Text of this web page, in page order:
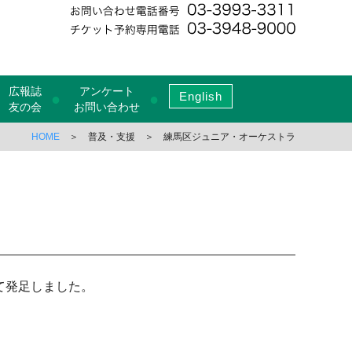
広報誌
友の会
●
アンケート
お問い合わせ
● English
HOME ＞ 普及・支援 ＞ 練馬区ジュニア・オーケストラ
足しました。